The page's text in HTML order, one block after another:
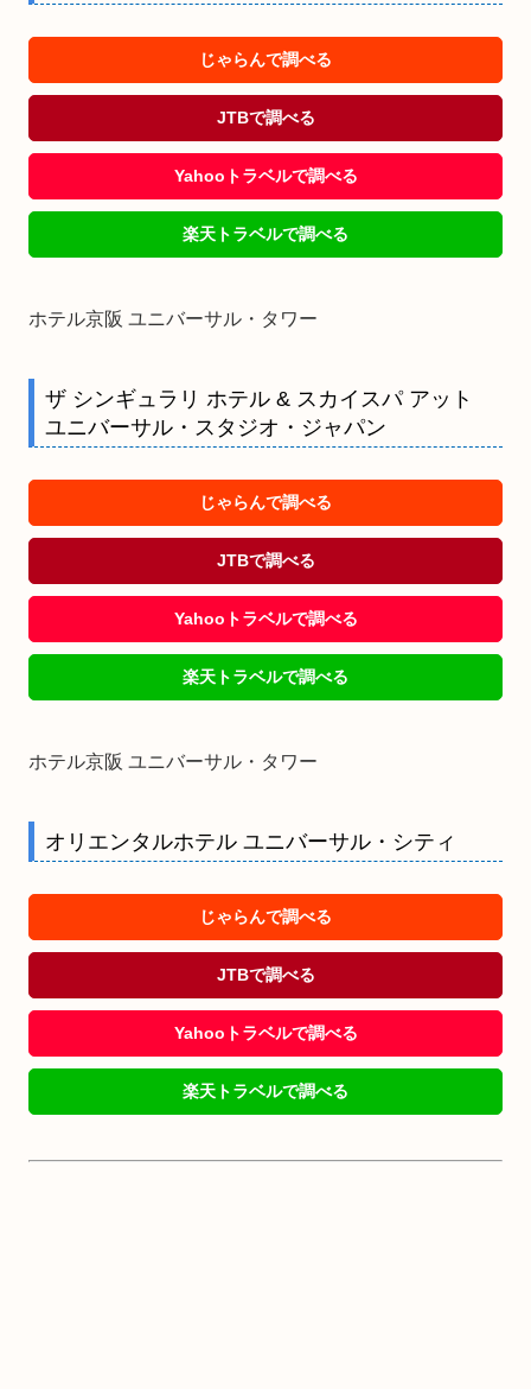
じゃらんで調べる
JTBで調べる
Yahooトラベルで調べる
楽天トラベルで調べる
ホテル京阪 ユニバーサル・タワー
ザ シンギュラリ ホテル & スカイスパ アット
ユニバーサル・スタジオ・ジャパン
じゃらんで調べる
JTBで調べる
Yahooトラベルで調べる
楽天トラベルで調べる
ホテル京阪 ユニバーサル・タワー
オリエンタルホテル ユニバーサル・シティ
じゃらんで調べる
JTBで調べる
Yahooトラベルで調べる
楽天トラベルで調べる